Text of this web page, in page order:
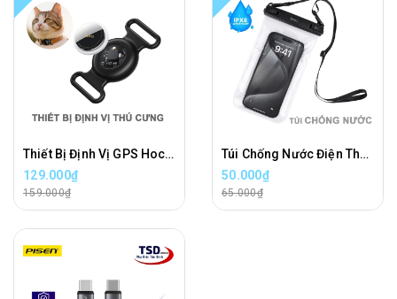
Thiết Bị Định Vị GPS Hoco E91C Giúp Theo Dõi Vị Trí Thú Cưng, Đồ Đạc, Xe Cộ Chính Xác
129.000₫
159.000₫
Túi Chống Nước Điện Thoại Hoco HX52 - Bag Waterproof Phone
50.000₫
65.000₫